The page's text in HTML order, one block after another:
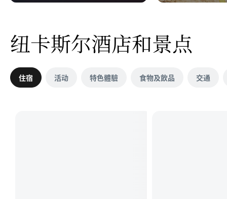
纽卡斯尔酒店和景点
住宿 活动 特色體驗 食物及飲品 交通